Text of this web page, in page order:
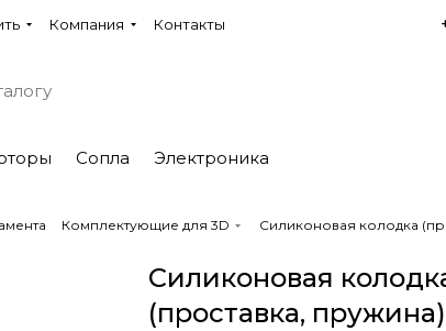
Компания Контакты
Сопла Электроника
Комплектующие для 3D Силиконовая колодка
Силиконовая
(проставка,